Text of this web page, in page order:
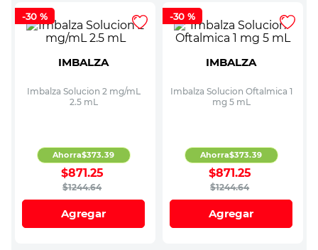
-30 %
IMBALZA
Imbalza Solucion 2 mg/mL
2.5 mL
$1244.64
$871.25
Ahorra$373.39
Agregar
-30 %
IMBALZA
Imbalza Solucion Oftalmica 1
mg 5 mL
$1244.64
$871.25
Ahorra$373.39
Agregar